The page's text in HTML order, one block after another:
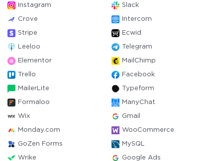
Instagram Slack
Crove Intercom
Stripe Ecwid
Leeloo Telegram
Elementor MailChimp
Trello Facebook
MailerLite Typeform
Formaloo ManyChat
Wix Gmail
Monday.com WooCommerce
GoZen Forms MySQL
Wrike Google Ads